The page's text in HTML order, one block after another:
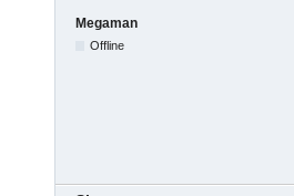
Megaman
Offline